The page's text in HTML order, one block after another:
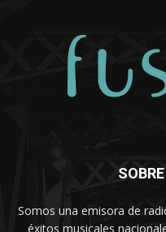
Somos una emisora de
éxitos musicales